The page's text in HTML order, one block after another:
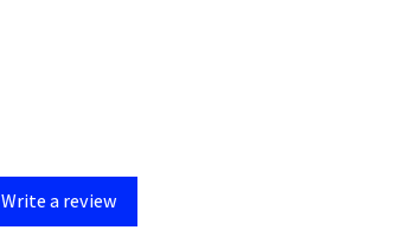
Write a review